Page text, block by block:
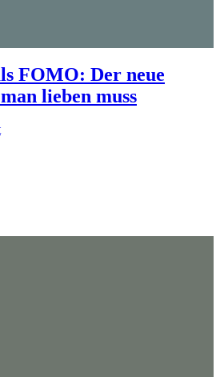
FOMO: Der neue
lieben muss